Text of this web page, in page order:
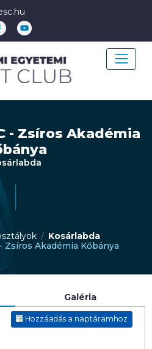
- Zsíros Akadémia
Kosárlabda
Zsíros Akadémia Kőbánya
Galéria
Hozzáadás a naptáramhoz